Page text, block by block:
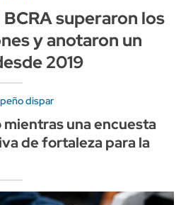
superaron los
y anotaron un
2019
dispar
una encuesta
de fortaleza para la